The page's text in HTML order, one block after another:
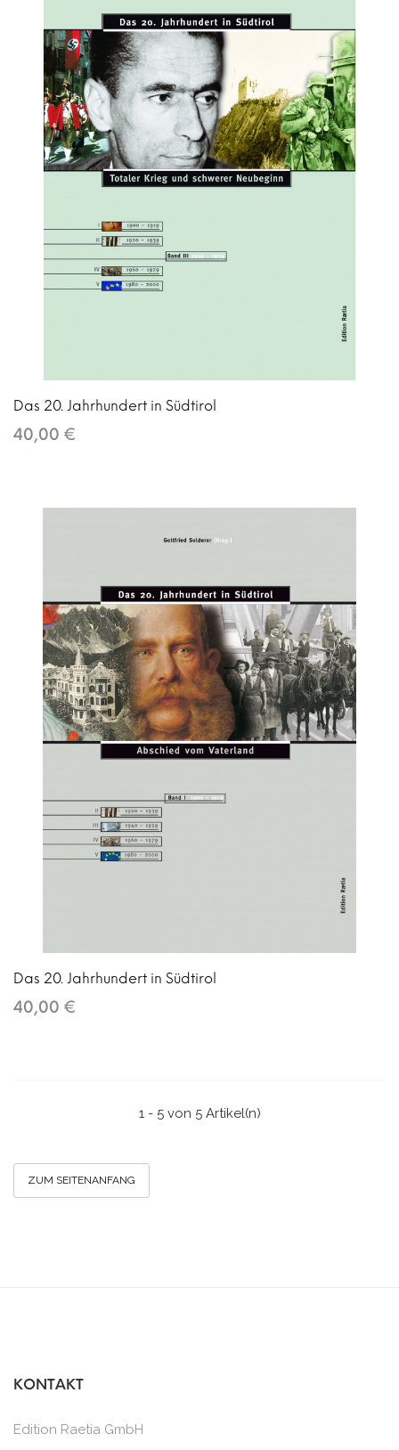
Das 20. Jahrhundert in Südtirol
40,00 €
Das 20. Jahrhundert in Südtirol
40,00 €
1 - 5 von 5 Artikel(n)
ZUM SEITENANFANG
KONTAKT
Edition Raetia GmbH